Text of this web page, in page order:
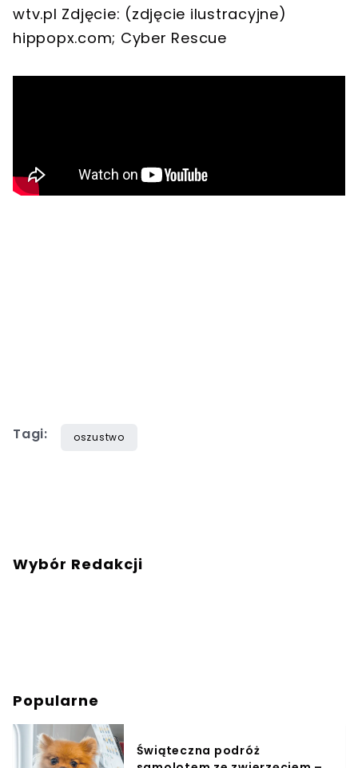
wtv.pl Zdjęcie: (zdjęcie ilustracyjne)
hippopx.com; Cyber Rescue
Tagi: oszustwo
Wybór Redakcji
Popularne
Świąteczna podróż